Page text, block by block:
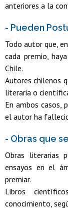
anteriores a la
- Pueden
Todo autor que,
cada premio,
Chile.
Autores chilenos
literaria o
En ambos casos,
el autor ha
- Obras que
Obras literarias
ensayos en el
premiar.
Libros
conocimiento,